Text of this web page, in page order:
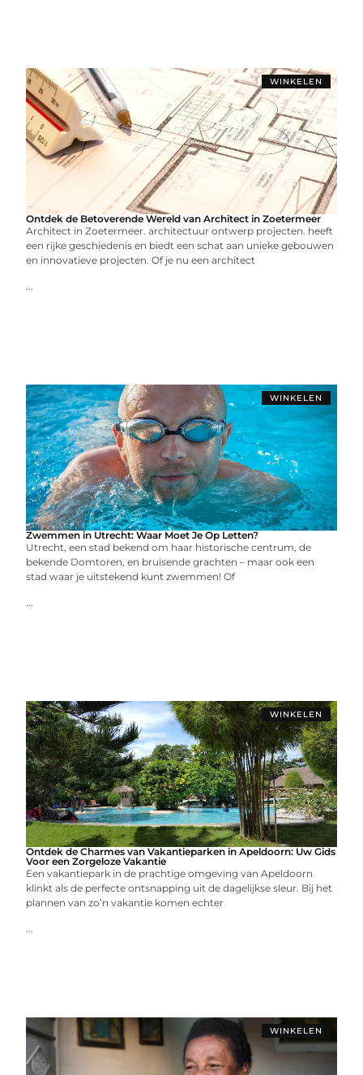
WINKELEN
Ontdek de Betoverende Wereld van Architect in Zoetermeer
Architect in Zoetermeer. architectuur ontwerp projecten. heeft
een rijke geschiedenis en biedt een schat aan unieke gebouwen
en innovatieve projecten. Of je nu een architect
...
WINKELEN
Zwemmen in Utrecht: Waar Moet Je Op Letten?
Utrecht, een stad bekend om haar historische centrum, de
bekende Domtoren, en bruisende grachten – maar ook een
stad waar je uitstekend kunt zwemmen! Of
...
WINKELEN
Ontdek de Charmes van Vakantieparken in Apeldoorn: Uw Gids
Voor een Zorgeloze Vakantie
Een vakantiepark in de prachtige omgeving van Apeldoorn
klinkt als de perfecte ontsnapping uit de dagelijkse sleur. Bij het
plannen van zo’n vakantie komen echter
...
WINKELEN